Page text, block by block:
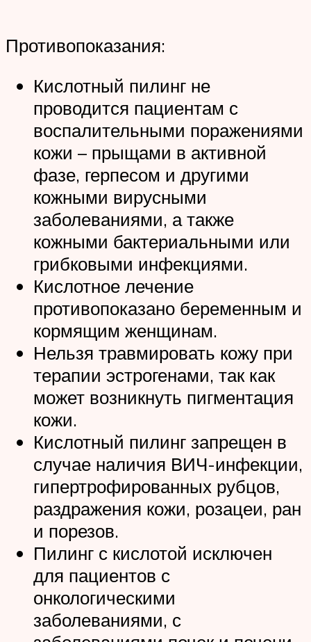
Противопоказания:
Кислотный пилинг не
проводится пациентам с
воспалительными поражениями
кожи – прыщами в активной
фазе, герпесом и другими
кожными вирусными
заболеваниями, а также
кожными бактериальными или
грибковыми инфекциями.
Кислотное лечение
противопоказано беременным и
кормящим женщинам.
Нельзя травмировать кожу при
терапии эстрогенами, так как
может возникнуть пигментация
кожи.
Кислотный пилинг запрещен в
случае наличия ВИЧ-инфекции,
гипертрофированных рубцов,
раздражения кожи, розацеи, ран
и порезов.
Пилинг с кислотой исключен
для пациентов с
онкологическими
заболеваниями, с